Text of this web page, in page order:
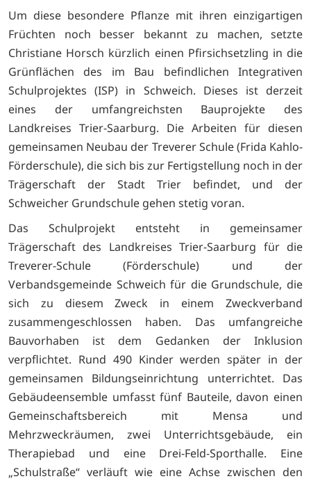
Um diese besondere Pflanze mit ihren einzigartigen
Früchten noch besser bekannt zu machen, setzte
Christiane Horsch kürzlich einen Pfirsichsetzling in die
Grünflächen des im Bau befindlichen Integrativen
Schulprojektes (ISP) in Schweich. Dieses ist derzeit
eines der umfangreichsten Bauprojekte des
Landkreises Trier-Saarburg. Die Arbeiten für diesen
gemeinsamen Neubau der Treverer Schule (Frida Kahlo-
Förderschule), die sich bis zur Fertigstellung noch in der
Trägerschaft der Stadt Trier befindet, und der
Schweicher Grundschule gehen stetig voran.
Das Schulprojekt entsteht in gemeinsamer
Trägerschaft des Landkreises Trier-Saarburg für die
Treverer-Schule (Förderschule) und der
Verbandsgemeinde Schweich für die Grundschule, die
sich zu diesem Zweck in einem Zweckverband
zusammengeschlossen haben. Das umfangreiche
Bauvorhaben ist dem Gedanken der Inklusion
verpflichtet. Rund 490 Kinder werden später in der
gemeinsamen Bildungseinrichtung unterrichtet. Das
Gebäudeensemble umfasst fünf Bauteile, davon einen
Gemeinschaftsbereich mit Mensa und
Mehrzweckräumen, zwei Unterrichtsgebäude, ein
Therapiebad und eine Drei-Feld-Sporthalle. Eine
„Schulstraße“ verläuft wie eine Achse zwischen den